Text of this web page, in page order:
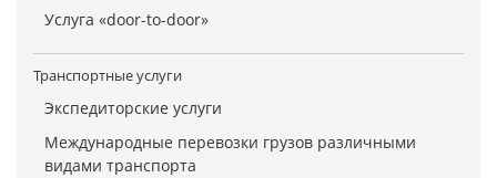
Услуга «door-to-door»
Транспортные услуги
Экспедиторские услуги
Международные перевозки грузов различными
видами транспорта